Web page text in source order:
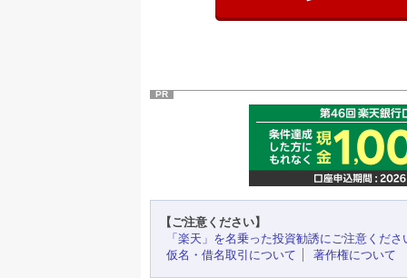
PR
【ご注意ください】
「楽天」を名乗った投資勧誘にご注意くださ
仮名・借名取引について
著作権について